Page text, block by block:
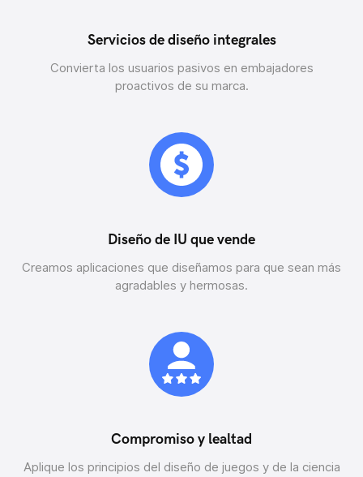
Servicios de diseño integrales
Convierta los usuarios pasivos en embajadores
proactivos de su marca.
Diseño de IU que vende
Creamos aplicaciones que diseñamos para que sean más
agradables y hermosas.
Compromiso y lealtad
Aplique los principios del diseño de juegos y de la ciencia